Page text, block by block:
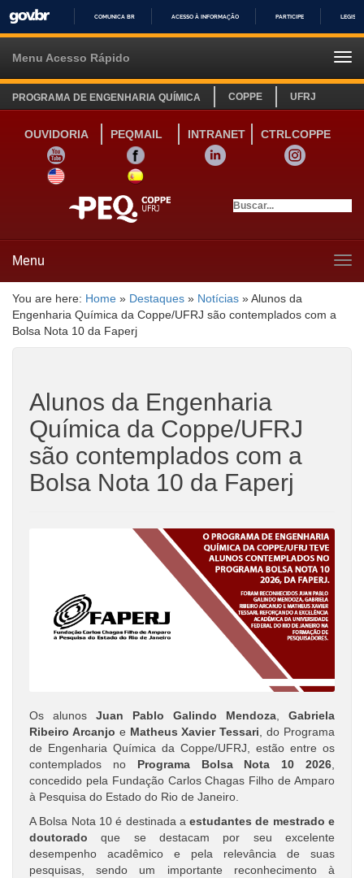
IR
COMUNICA BR ACESSO À INFORMAÇÃO PARTICIPE
Menu Acesso Rápido
PROGRAMA DE ENGENHARIA QUÍMICA COPPE UFRJ
OUVIDORIA PEQMAIL INTRANET
CTRLCOPPE
YOUTUBE
FACEBOOK LINKEDIN
INSTAGRAM
SITE INGLÊS
LINK SITE ESPANHOL
Menu
You are here: Home » Destaques » Notícias »Alunos da
Engenharia Química da Coppe/UFRJ são contemplados com a
Bolsa Nota 10 da Faperj
Alunos da Engenharia
Química da Coppe/UFRJ
são contemplados com a
Bolsa Nota 10 da Faperj
Os alunos Juan Pablo Galindo Mendoza
Gabriela
Ribeiro Arcanjo e Matheus Xavier Tessari , do Programa
de Engenharia Química da Coppe/UFRJ, estão entre os
contemplados no Programa Bolsa Nota 10 2026
concedido pela Fundação Carlos Chagas Filho de Amparo
à Pesquisa do Estado do Rio de Janeiro
A Bolsa Nota 10 é destinada a estudantes de mestrado e
doutorado que se destacam por seu excelente
desempenho acadêmico e pela relevância de suas
pesquisas, sendo um importante reconhecimento à